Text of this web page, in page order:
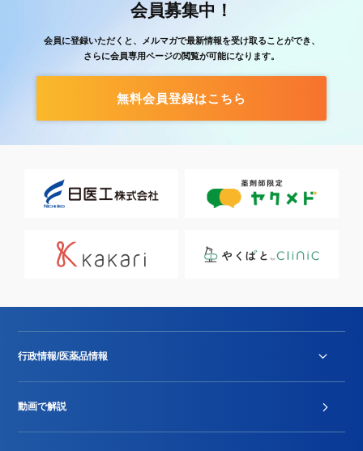
会員募集中！
会員に登録いただくと、メルマガで最新情報を受け取ることができ、
さらに会員専用ページの閲覧が可能になります。
無料会員登録はこちら
行政情報/医薬品情報
動画で解説